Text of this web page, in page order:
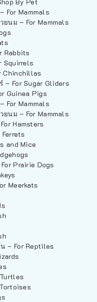
For Mammals
ยนม – For Mammals
Rabbits
Squirrels
Chinchillas
– For Sugar Gliders
Guinea Pigs
For Mammals
ยนม – For Mammals
Hamsters
and Mice
Prairie Dogs
Meerkats
– For Reptiles